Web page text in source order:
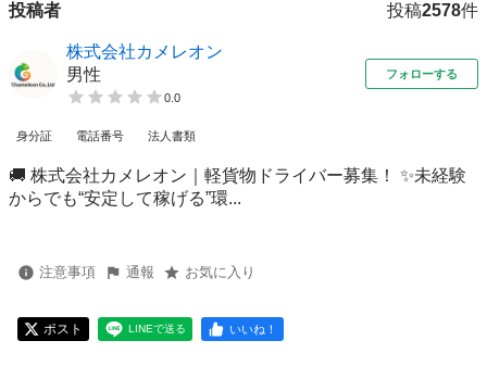
投稿者 投稿2578件
株式会社カメレオン
男性
0.0
フォローする
身分証 電話番号 法人書類
🚚 株式会社カメレオン｜軽貨物ドライバー募集！ ✨未経験
からでも“安定して稼げる”環...
注意事項 通報 お気に入り
ポスト LINEで送る いいね！